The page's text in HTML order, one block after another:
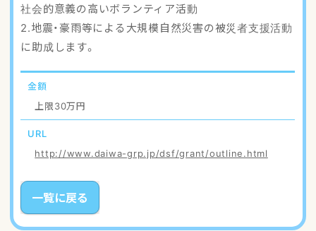
ご登録・お問い合わせ
社会的意義の高いボランティア活動
2.地震・豪雨等による大規模自然災害の被災者支援活動
に助成します。
金額
上限30万円
URL
http://www.daiwa-grp.jp/dsf/grant/outline.html
一覧に戻る